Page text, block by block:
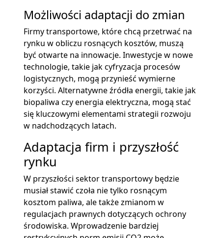
Możliwości adaptacji do zmian
Firmy transportowe, które chcą przetrwać na
rynku w obliczu rosnących kosztów, muszą
być otwarte na innowacje. Inwestycje w nowe
technologie, takie jak cyfryzacja procesów
logistycznych, mogą przynieść wymierne
korzyści. Alternatywne źródła energii, takie jak
biopaliwa czy energia elektryczna, mogą stać
się kluczowymi elementami strategii rozwoju
w nadchodzących latach.
Adaptacja firm i przyszłość
rynku
W przyszłości sektor transportowy będzie
musiał stawić czoła nie tylko rosnącym
kosztom paliwa, ale także zmianom w
regulacjach prawnych dotyczących ochrony
środowiska. Wprowadzenie bardziej